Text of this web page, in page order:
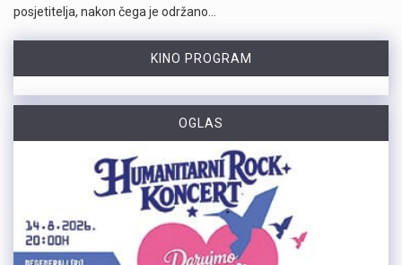
posjetitelja, nakon čega je održano…
KINO PROGRAM
OGLAS